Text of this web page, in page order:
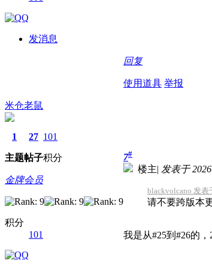
发消息
回复
使用道具 举报
米仓老鼠
1
主题
27
帖子
101
积分
金牌会员
积分
101
7#
楼主| 发表于
blackvolcano 发表
请不要跨版本
我是从#25到#26的